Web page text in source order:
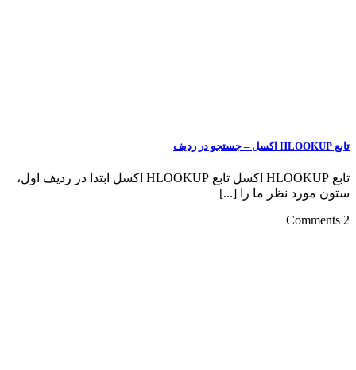
تابع HLOOKUP اکسل – جستجو در ردیف
تابع HLOOKUP اکسل تابع HLOOKUP اکسل ابتدا در ردیف اول،
ستون مورد نظر ما را [...]
2 Comments